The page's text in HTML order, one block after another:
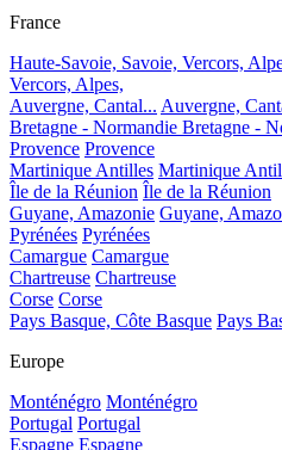
France
Haute-Savoie, Savoie, Vercors,
Vercors, Alpes,
Auvergne, Cantal... Auvergne,
Bretagne - Normandie Bretagne -
Provence Provence
Martinique Antilles Martinique
Île de la Réunion Île de la Réunion
Guyane, Amazonie Guyane,
Pyrénées Pyrénées
Camargue Camargue
Chartreuse Chartreuse
Corse Corse
Pays Basque, Côte Basque Pays
Europe
Monténégro Monténégro
Portugal Portugal
Espagne Espagne